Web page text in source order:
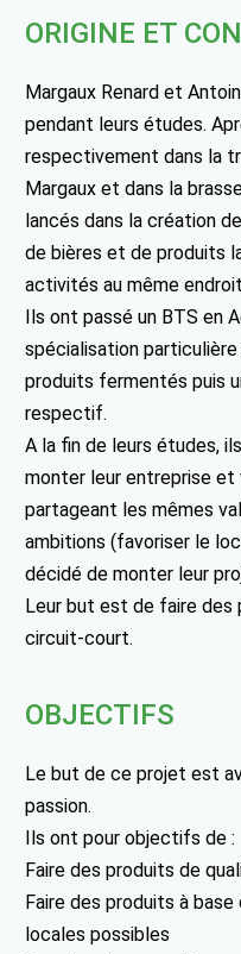
ORIGINE ET
Margaux Renard et
pendant leurs études.
respectivement dans la
Margaux et dans la
lancés dans la création
de bières et de produits
activités au même
Ils ont passé un BTS en
spécialisation
produits fermentés puis
respectif.
A la fin de leurs études,
monter leur entreprise et
partageant les mêmes
ambitions (favoriser le
décidé de monter leur
Leur but est de faire
circuit-court.
OBJECTIFS
Le but de ce projet est
passion.
Ils ont pour objectifs de :
Faire des produits de
Faire des produits à
locales possibles